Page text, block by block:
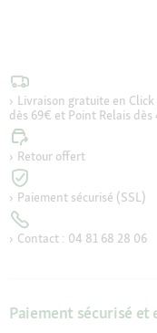
Livraison gratuite en
dès 69€ et Point Relais dès
Retour offert
Paiement sécurisé (SSL)
Contact : 04 81 68 28 06
Paiement sécurisé et